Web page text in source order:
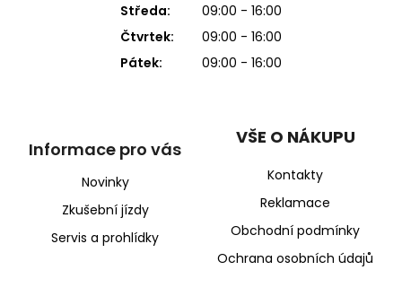
Středa:
09:00 - 16:00
Čtvrtek:
09:00 - 16:00
Pátek:
09:00 - 16:00
Informace pro vás
Novinky
Zkušební jízdy
Servis a prohlídky
VŠE O NÁKUPU
Kontakty
Reklamace
Obchodní podmínky
Ochrana osobních údajů